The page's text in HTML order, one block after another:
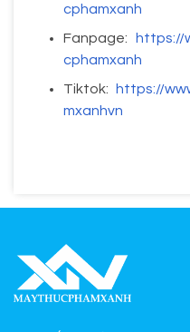
cphamxanh
Fanpage: https://
cphamxanh
Tiktok: https://
mxanhvn